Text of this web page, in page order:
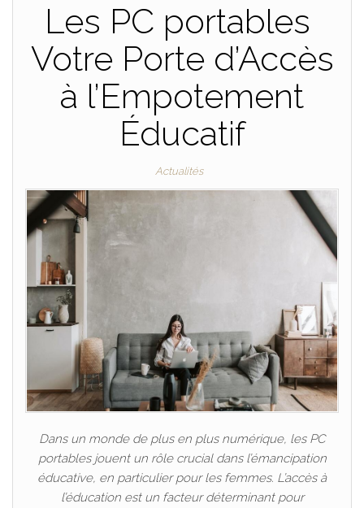
Les PC portables
Votre Porte d’Accès
à l’Empotement
Éducatif
Actualités
Dans un monde de plus en plus numérique, les PC
portables jouent un rôle crucial dans l’émancipation
éducative, en particulier pour les femmes. L’accès à
l’éducation est un facteur déterminant pour